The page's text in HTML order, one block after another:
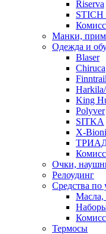
Riserva
STICH
Манки,
Одежда и
Blaser
Chiruca
Finntrail
King
Polyver
SITKA
X-
Очки,
Релоудинг
Средства по
Масла,
Термосы